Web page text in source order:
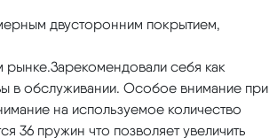
двусторонним покрытием,
рынке.Зарекомендовали себя как
в обслуживании. Особое внимание при
на используемое количество
36 пружин что позволяет увеличить